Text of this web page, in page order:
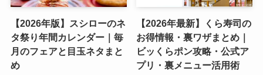
【2026年版】スシローのネ
タ祭り年間カレンダー｜毎
月のフェアと目玉ネタまと
め
【2026年最新】くら寿司の
お得情報・裏ワザまとめ｜
ビッくらポン攻略・公式ア
プリ・裏メニュー活用術